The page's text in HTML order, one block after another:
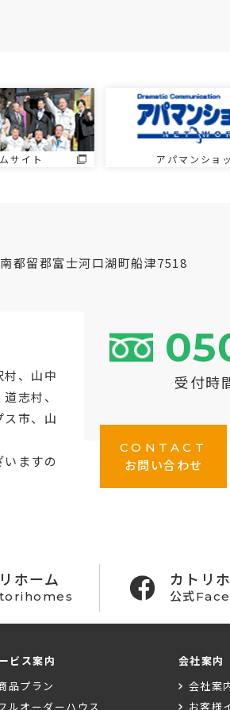
サイト アパマンショ
都留郡富士河口湖町船津7518
受付時
CONTACT
お問い合わせ
村、山中
志村、
市、山
ますの
ホーム カトリ
公式
ビス案内
品プラン
ルオーダーハウス
会社案内
会社案
お客様